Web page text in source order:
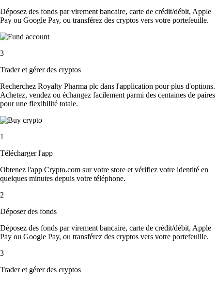
Déposez des fonds par virement bancaire, carte de crédit/débit, Apple
Pay ou Google Pay, ou transférez des cryptos vers votre portefeuille.
3
Trader et gérer des cryptos
Recherchez Royalty Pharma plc dans l'application pour plus d'options.
Achetez, vendez ou échangez facilement parmi des centaines de paires
pour une flexibilité totale.
1
Télécharger l'app
Obtenez l'app Crypto.com sur votre store et vérifiez votre identité en
quelques minutes depuis votre téléphone.
2
Déposer des fonds
Déposez des fonds par virement bancaire, carte de crédit/débit, Apple
Pay ou Google Pay, ou transférez des cryptos vers votre portefeuille.
3
Trader et gérer des cryptos